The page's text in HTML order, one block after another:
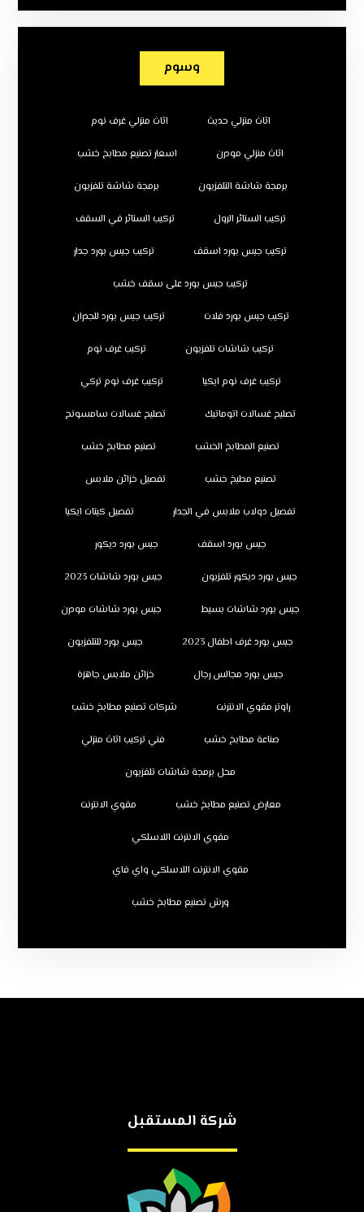
وسوم
اثاث منزلي حديث اثاث منزلي غرف نوم
اثاث منزلي مودرن اسعار تصنيع مطابخ خشب
برمجة شاشة التلفزيون برمجة شاشة تلفزيون
تركيب الستائر الرول تركيب الستائر في السقف
تركيب جبس بورد اسقف تركيب جبس بورد جدار
تركيب جبس بورد على سقف خشب
تركيب جبس بورد فلات تركيب جبس بورد للجدران
تركيب شاشات تلفزيون تركيب غرف نوم
تركيب غرف نوم ايكيا تركيب غرف نوم تركي
تصليح غسالات اتوماتيك تصليح غسالات سامسونج
تصنيع المطابخ الخشب تصنيع مطابخ خشب
تصنيع مطبخ خشب تفصيل خزائن ملابس
تفصيل دولاب ملابس في الجدار تفصيل كبتات ايكيا
جبس بورد اسقف جبس بورد ديكور
جبس بورد ديكور تلفزيون جبس بورد شاشات 2023
جبس بورد شاشات بسيط جبس بورد شاشات مودرن
جبس بورد غرف اطفال 2023 جبس بورد للتلفزيون
جبس بورد مجالس رجال خزائن ملابس جاهزة
راوتر مقوي الانترنت شركات تصنيع مطابخ خشب
صناعة مطابخ خشب فني تركيب اثاث منزلي
محل برمجة شاشات تلفزيون
معارض تصنيع مطابخ خشب مقوي الانترنت
مقوي الانترنت اللاسلكي
مقوي الانترنت اللاسلكي واي فاي
ورش تصنيع مطابخ خشب
شركة المستقبل